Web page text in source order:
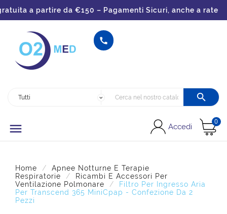
a partire da €150 – Pagamenti Sicuri, anche a rate


 Accedi
0
Home
Apnee Notturne E Terapie
Respiratorie
Ricambi E Accessori Per
Ventilazione Polmonare
Filtro Per Ingresso Aria
Per Transcend 365 MiniCpap - Confezione Da 2
Pezzi